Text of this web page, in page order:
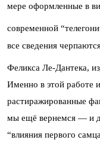
мере оформленные в
современной
все сведения
Феликса Ле-Дантека,
Именно в этой работе
растиражированные
мы ещё вернемся — и
“влияния первого